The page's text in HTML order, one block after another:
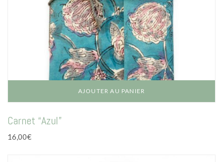
AJOUTER AU PANIER
Carnet “Azul”
16,00€